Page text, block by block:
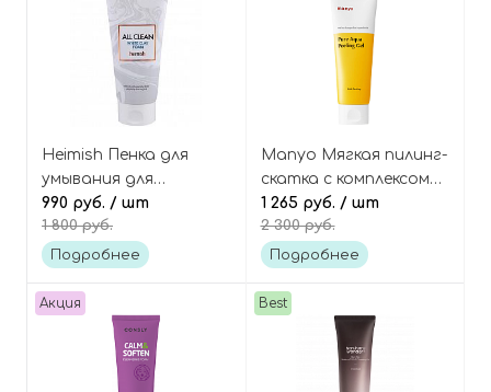
Heimish Пенка для
умывания для
глубокого очищения
пор с глиной All Clean
White clay foam
990 руб. / шт
1 800 руб.
Подробнее
Manyo Мягкая пилинг-
скатка с комплексом
кислот и трав, Pure
Aqua Peeling Gel
1 265 руб. / шт
2 300 руб.
Подробнее
Акция Best